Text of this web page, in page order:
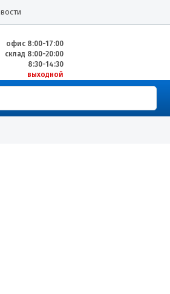
офис 8:00-17:00
склад 8:00-20:00
8:30-14:30
выходной